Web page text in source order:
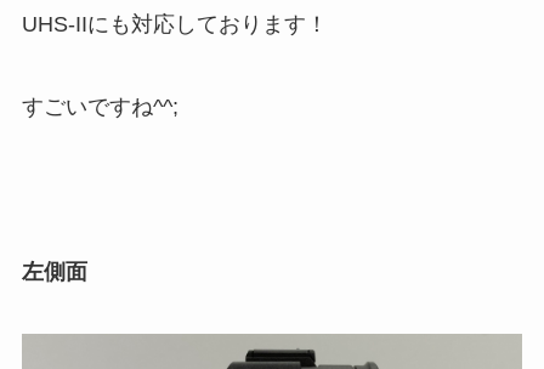
UHS-IIにも対応しております！
すごいですね^^;
左側面